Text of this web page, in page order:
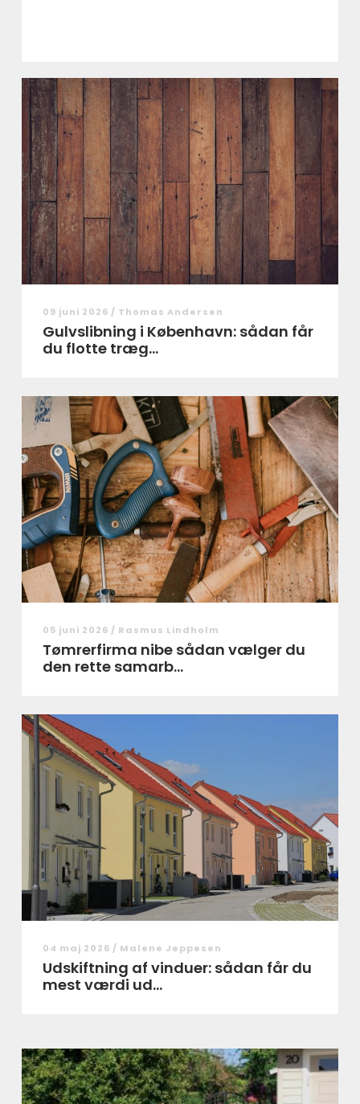
09 juni 2026 / Thomas Andersen
Gulvslibning i København: sådan får
du flotte træg...
05 juni 2026 / Rasmus Lindholm
Tømrerfirma nibe sådan vælger du
den rette samarb...
04 maj 2026 / Malene Jeppesen
Udskiftning af vinduer: sådan får du
mest værdi ud...